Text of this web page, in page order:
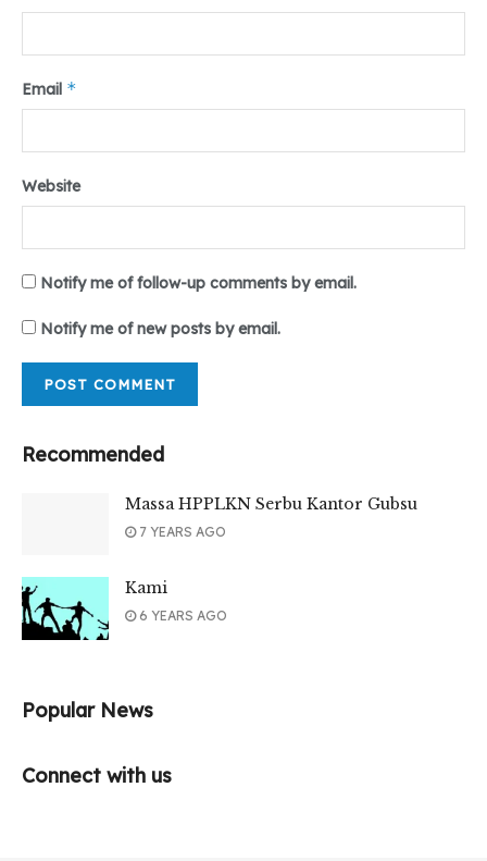
Email *
Website
Notify me of follow-up comments by email.
Notify me of new posts by email.
Recommended
Massa HPPLKN Serbu Kantor Gubsu
7 YEARS AGO
Kami
6 YEARS AGO
Popular News
Connect with us